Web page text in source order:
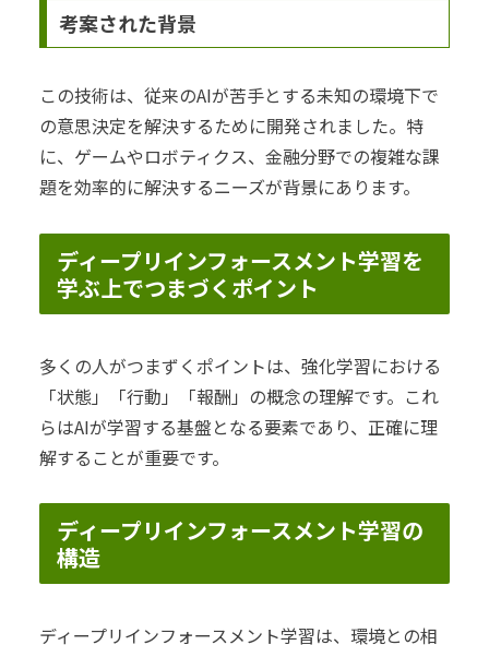
考案された背景
この技術は、従来のAIが苦手とする未知の環境下で
の意思決定を解決するために開発されました。特
に、ゲームやロボティクス、金融分野での複雑な課
題を効率的に解決するニーズが背景にあります。
ディープリインフォースメント学習を
学ぶ上でつまづくポイント
多くの人がつまずくポイントは、強化学習における
「状態」「行動」「報酬」の概念の理解です。これ
らはAIが学習する基盤となる要素であり、正確に理
解することが重要です。
ディープリインフォースメント学習の
構造
ディープリインフォースメント学習は、環境との相